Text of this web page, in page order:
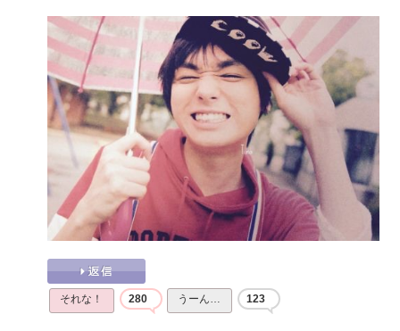
それな！ 280 うーん… 123